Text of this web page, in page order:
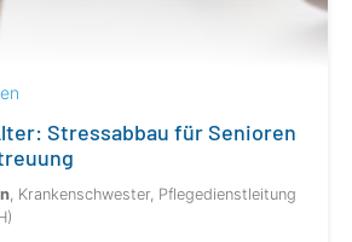
Stressabbau für Senioren
, Krankenschwester, Pflegedienstleitung